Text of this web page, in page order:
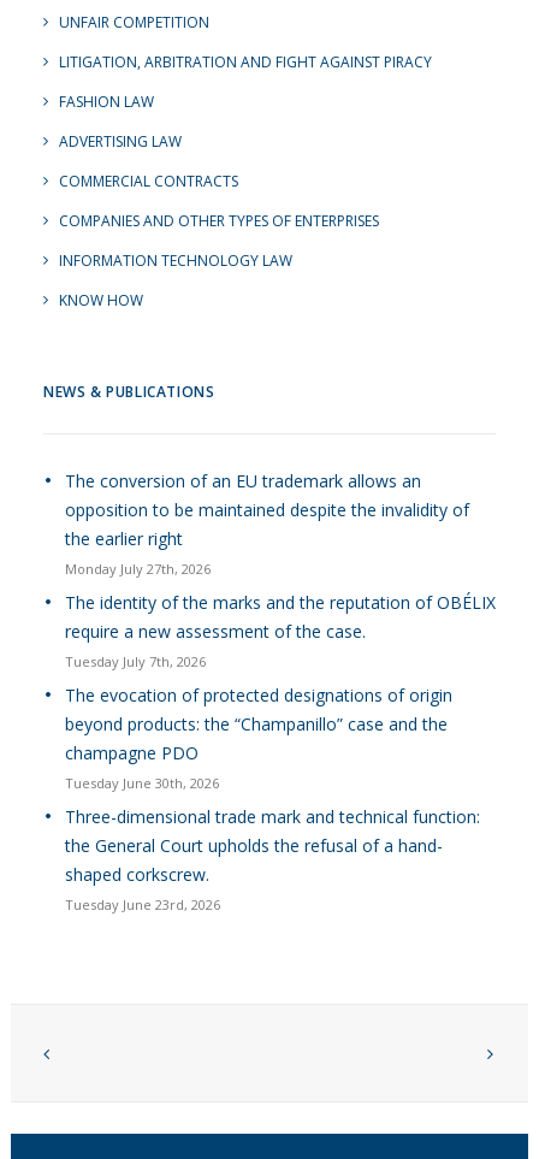
UNFAIR COMPETITION
LITIGATION, ARBITRATION AND FIGHT AGAINST PIRACY
FASHION LAW
ADVERTISING LAW
COMMERCIAL CONTRACTS
COMPANIES AND OTHER TYPES OF ENTERPRISES
INFORMATION TECHNOLOGY LAW
KNOW HOW
NEWS & PUBLICATIONS
The conversion of an EU trademark allows an
opposition to be maintained despite the invalidity of
the earlier right
Monday July 27th, 2026
The identity of the marks and the reputation of OBÉLIX
require a new assessment of the case.
Tuesday July 7th, 2026
The evocation of protected designations of origin
beyond products: the “Champanillo” case and the
champagne PDO
Tuesday June 30th, 2026
Three-dimensional trade mark and technical function:
the General Court upholds the refusal of a hand-
shaped corkscrew.
Tuesday June 23rd, 2026